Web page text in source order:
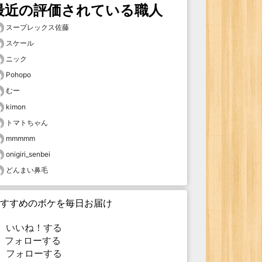
近の評価されている職人
スープレックス佐藤
スケール
ニック
Pohopo
むー
kimon
トマトちゃん
mmmmm
onigiri_senbei
どんまい鼻毛
すめのボケを毎日お届け
いいね！する
ォローする
フォローする